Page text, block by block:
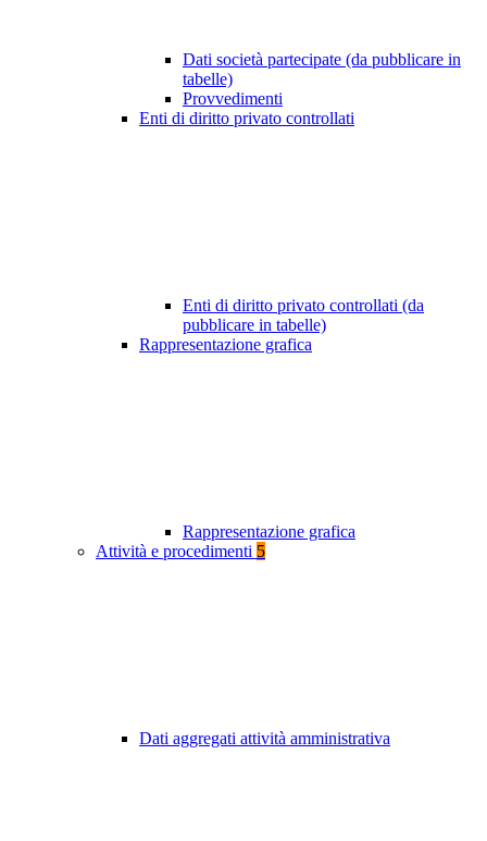
Dati società partecipate (da pubblicare in
tabelle)
Provvedimenti
Enti di diritto privato controllati
Enti di diritto privato controllati (da
pubblicare in tabelle)
Rappresentazione grafica
Rappresentazione grafica
Attività e procedimenti 5
Dati aggregati attività amministrativa